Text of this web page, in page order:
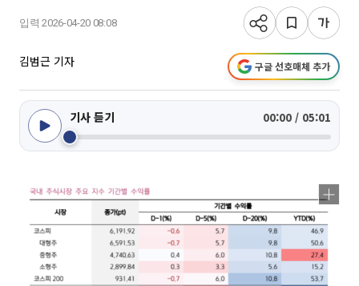
입력 2026-04-20 08:08
김범근 기자 구글 선호매체 추가
기사 듣기 00:00 / 05:01